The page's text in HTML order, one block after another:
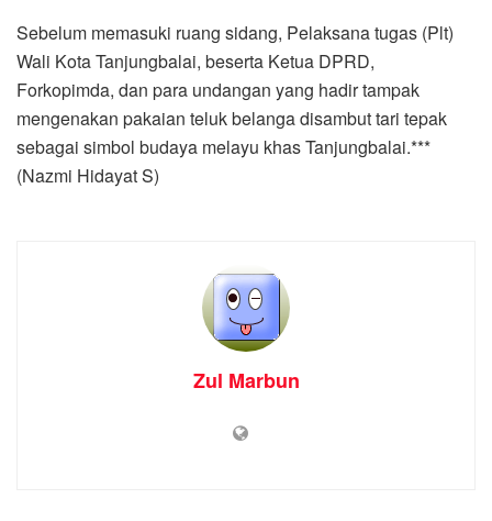
Sebelum memasuki ruang sidang, Pelaksana tugas (Plt)
Wali Kota Tanjungbalai, beserta Ketua DPRD,
Forkopimda, dan para undangan yang hadir tampak
mengenakan pakaian teluk belanga disambut tari tepak
sebagai simbol budaya melayu khas Tanjungbalai.***
(Nazmi Hidayat S)
Zul Marbun